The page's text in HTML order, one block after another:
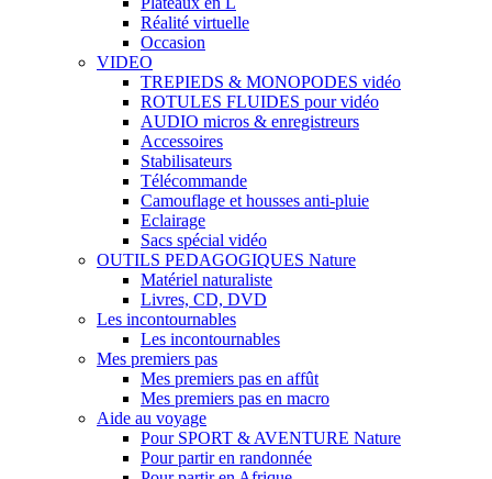
Réalité virtuelle
Occasion
VIDEO
TREPIEDS & MONOPODES vidéo
ROTULES FLUIDES pour vidéo
AUDIO micros & enregistreurs
Accessoires
Stabilisateurs
Télécommande
Camouflage et housses anti-pluie
Eclairage
Sacs spécial vidéo
OUTILS PEDAGOGIQUES Nature
Matériel naturaliste
Livres, CD, DVD
Les incontournables
Les incontournables
Mes premiers pas
Mes premiers pas en affût
Mes premiers pas en macro
Aide au voyage
Pour SPORT & AVENTURE Nature
Pour partir en randonnée